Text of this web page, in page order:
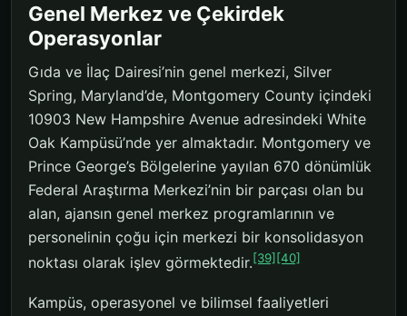
Genel Merkez ve Çekirdek
Operasyonlar
Gıda ve İlaç Dairesi’nin genel merkezi, Silver
Spring, Maryland’de, Montgomery County içindeki
10903 New Hampshire Avenue adresindeki White
Oak Kampüsü’nde yer almaktadır. Montgomery ve
Prince George’s Bölgelerine yayılan 670 dönümlük
Federal Araştırma Merkezi’nin bir parçası olan bu
alan, ajansın genel merkez programlarının ve
personelinin çoğu için merkezi bir konsolidasyon
noktası olarak işlev görmektedir.[39] [40]
Kampüs, operasyonel ve bilimsel faaliyetleri